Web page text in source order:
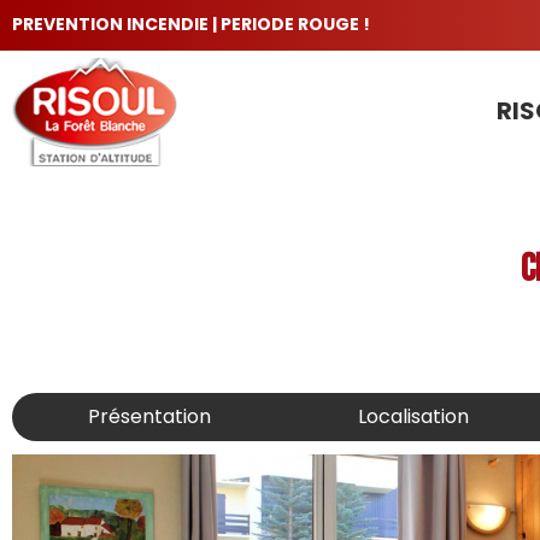
PREVENTION INCENDIE | PERIODE ROUGE !
Présentation Localisation